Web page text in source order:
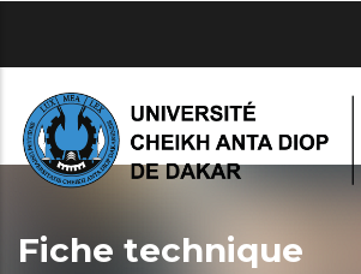
principal
Fiche technique